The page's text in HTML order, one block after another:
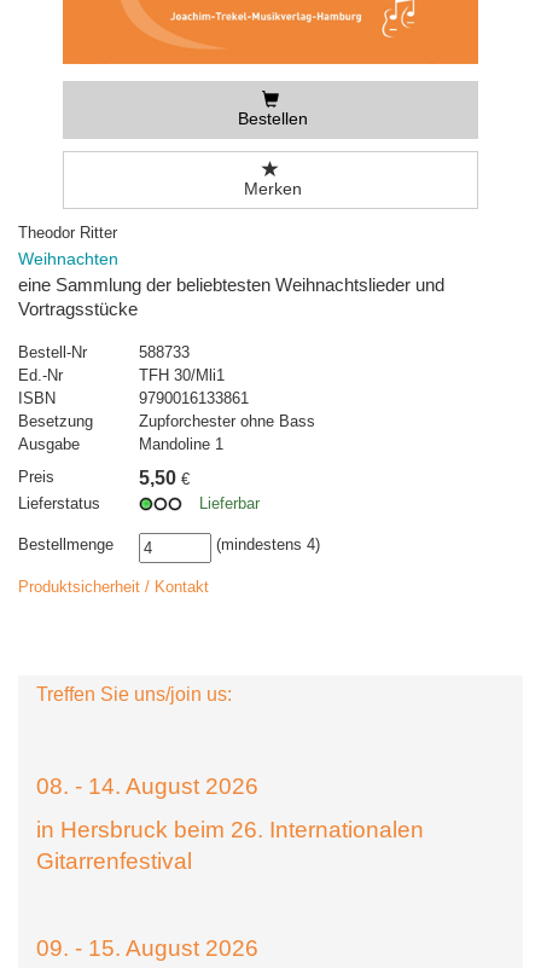
Bestellen
Merken
Theodor Ritter
Weihnachten
eine Sammlung der beliebtesten Weihnachtslieder und
Vortragsstücke
Bestell-Nr
588733
Ed.-Nr
TFH 30/Mli1
ISBN
9790016133861
Besetzung
Zupforchester ohne Bass
Ausgabe
Mandoline 1
Preis
5,50 €
Lieferstatus
Lieferbar
Bestellmenge (mindestens 4)
Produktsicherheit / Kontakt
Treffen Sie uns/join us:
08. - 14. August 2026
in Hersbruck beim 26. Internationalen
Gitarrenfestival
09. - 15. August 2026